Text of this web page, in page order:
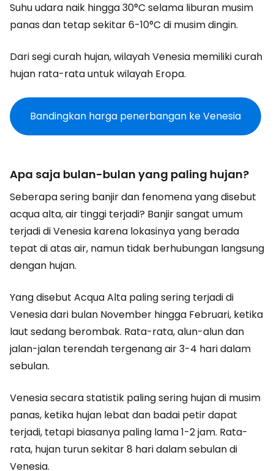
Suhu udara naik hingga 30°C selama liburan musim
panas dan tetap sekitar 6-10°C di musim dingin.
Dari segi curah hujan, wilayah Venesia memiliki curah
hujan rata-rata untuk wilayah Eropa.
Bandingkan harga penerbangan ke Venesia
Apa saja bulan-bulan yang paling hujan?
Seberapa sering banjir dan fenomena yang disebut
acqua alta,air tinggi terjadi? Banjir sangat umum
terjadi di Venesia karena lokasinya yang berada
tepat di atas air, namun tidak berhubungan langsung
dengan hujan.
Yang disebut Acqua Alta paling sering terjadi di
Venesia dari bulan November hingga Februari, ketika
laut sedang berombak. Rata-rata, alun-alun dan
jalan-jalan terendah tergenang air 3-4 hari dalam
sebulan.
Venesia secara statistik paling sering hujan di musim
panas, ketika hujan lebat dan badai petir dapat
terjadi, tetapi biasanya paling lama 1-2 jam. Rata-
rata, hujan turun sekitar 8 hari dalam sebulan di
Venesia.